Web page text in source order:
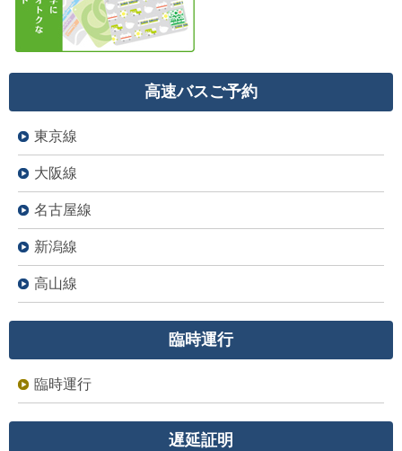
高速バスご予約
東京線
大阪線
名古屋線
新潟線
高山線
臨時運行
臨時運行
遅延証明